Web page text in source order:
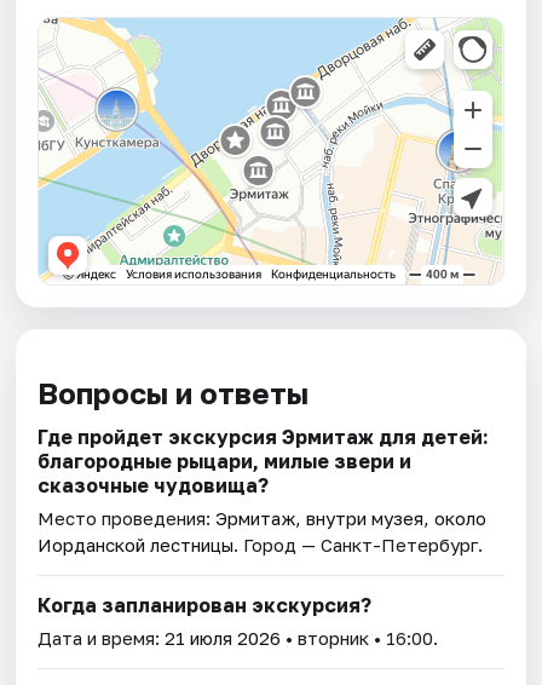
Вопросы и ответы
Где пройдет экскурсия Эрмитаж для детей:
благородные рыцари, милые звери и
сказочные чудовища?
Место проведения:Эрмитаж, внутри музея, около
Иорданской лестницы. Город — Санкт-Петербург.
Когда запланирован экскурсия?
Дата и время:21 июля 2026 • вторник • 16:00.